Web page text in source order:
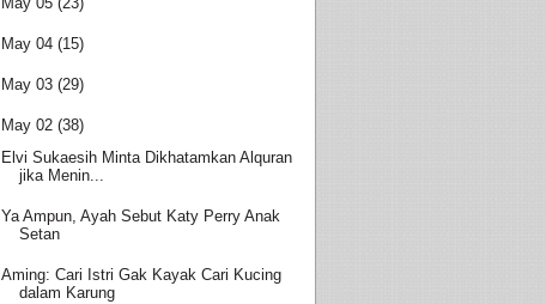
May 04 (15)
May 03 (29)
May 02 (38)
Elvi Sukaesih Minta Dikhatamkan Alquran
jika Menin...
Ya Ampun, Ayah Sebut Katy Perry Anak
Setan
Aming: Cari Istri Gak Kayak Cari Kucing
dalam Karung